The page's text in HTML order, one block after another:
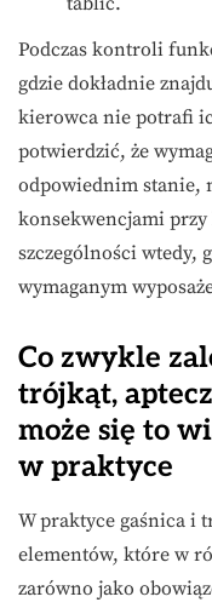
Podczas kontroli
gdzie dokładnie
kierowca nie potrafi
potwierdzić, że
odpowiednim stanie,
konsekwencjami
szczególności wtedy,
wymaganym
Co zwykle
trójkąt,
może się to
w praktyce
W praktyce gaśnica i
elementów, które w
zarówno jako